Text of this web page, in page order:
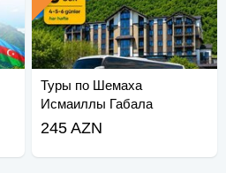
Туры по Шемаха
Исмаиллы Габала
245 AZN